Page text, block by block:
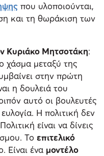
που υλοποιούνται,
και τη θωράκιση των
Κυριάκο Μητσοτάκη:
χάσμα μεταξύ της
στην πρώτη
η δουλειά του
αυτό οι βουλευτές
Η πολιτική δεν
είναι να δίνεις
Το επιτελικό
Είναι ένα μοντέλο